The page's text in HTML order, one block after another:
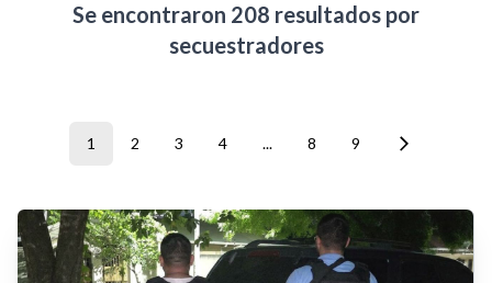
Se encontraron 208 resultados por
secuestradores
1 2 3 4 ... 8 9